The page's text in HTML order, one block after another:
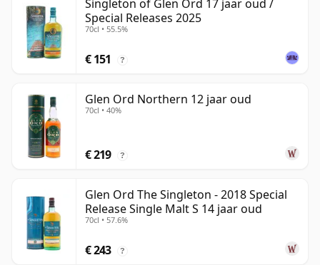
Singleton of Glen Ord 17 jaar oud /
Special Releases 2025
70cl • 55.5%
€ 151 ?
Glen Ord Northern 12 jaar oud
70cl • 40%
€ 219 ?
Glen Ord The Singleton - 2018 Special
Release Single Malt S 14 jaar oud
70cl • 57.6%
€ 243 ?